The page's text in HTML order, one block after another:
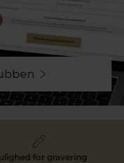
for gravering